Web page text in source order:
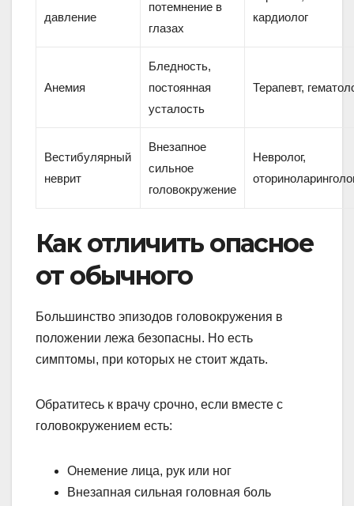
давление
потемнение в
глазах
кардиолог
Анемия
Бледность,
постоянная
усталость
Терапевт,
Вестибулярный
неврит
Внезапное
сильное
головокружение
Невролог,
Как отличить опасное
от обычного
Большинство эпизодов головокружения в
положении лежа безопасны. Но есть
симптомы, при которых не стоит ждать.
Обратитесь к врачу срочно, если вместе с
головокружением есть:
Онемение лица, рук или ног
Внезапная сильная головная боль